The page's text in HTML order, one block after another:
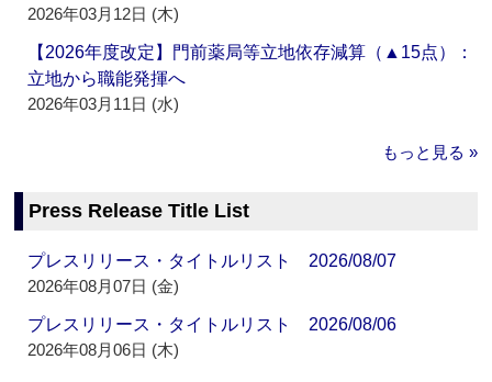
2026年03月12日 (木)
【2026年度改定】門前薬局等立地依存減算（▲15点）：
立地から職能発揮へ
2026年03月11日 (水)
もっと見る »
Press Release Title List
プレスリリース・タイトルリスト 2026/08/07
2026年08月07日 (金)
プレスリリース・タイトルリスト 2026/08/06
2026年08月06日 (木)